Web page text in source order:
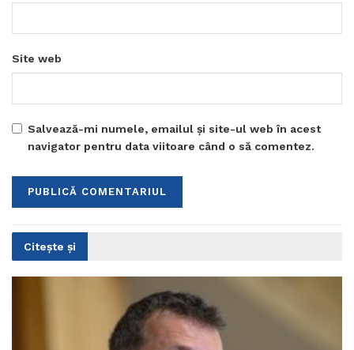
Site web
Salvează-mi numele, emailul și site-ul web în acest
navigator pentru data viitoare când o să comentez.
Citește și